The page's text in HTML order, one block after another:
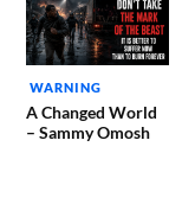
WARNING
A Changed World
– Sammy Omosh